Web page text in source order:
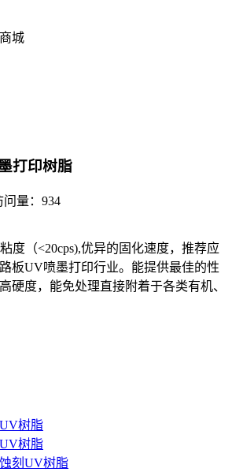
城
打印树脂
量： 934
度（<20cps),优异的固化速度，推荐应
板UV喷墨打印行业。能提供最佳的性
硬度，能免处理直接附着于各类有机、
树脂
树脂
刻UV树脂